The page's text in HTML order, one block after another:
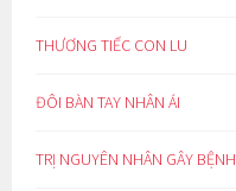
THƯƠNG TIẾC CON LU
ĐÔI BÀN TAY NHÂN ÁI
TRỊ NGUYÊN NHÂN GÂY BỆNH